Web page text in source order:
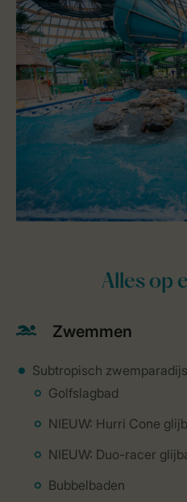
Alles op
Zwemmen
Subtropisch zwemparadijs
Golfslagbad
NIEUW: Hurri Cone
NIEUW: Duo-racer
Bubbelbaden